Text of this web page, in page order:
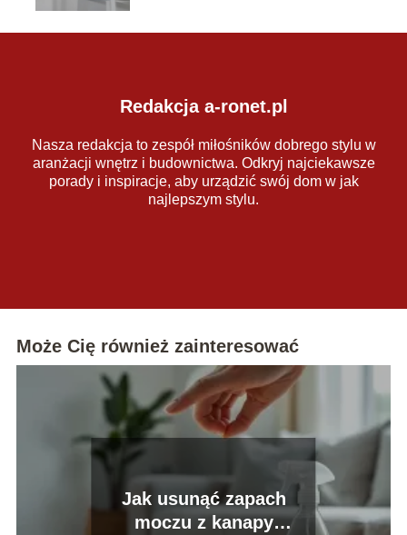
Redakcja a-ronet.pl
Nasza redakcja to zespół miłośników dobrego stylu w
aranżacji wnętrz i budownictwa. Odkryj najciekawsze
porady i inspiracje, aby urządzić swój dom w jak
najlepszym stylu.
Może Cię również zainteresować
Jak usunąć zapach
moczu z kanapy